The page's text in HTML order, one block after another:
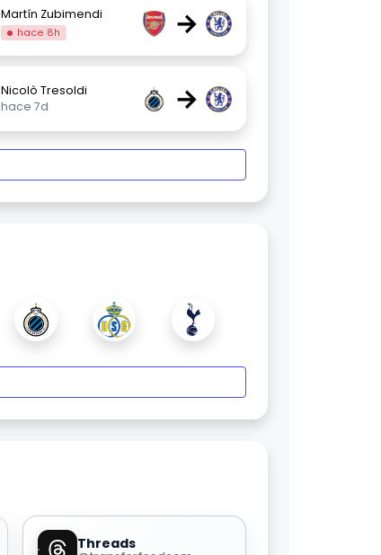
Martín Zubimendi
hace 8h →
Nicolò Tresoldi
hace 7d
→
Threads